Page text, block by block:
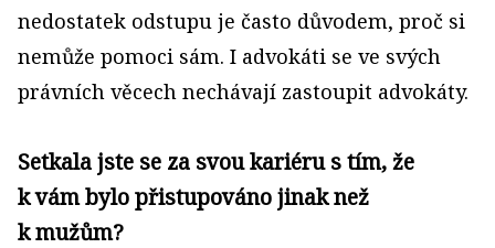
nedostatek odstupu je často důvodem, proč si
nemůže pomoci sám. I advokáti se ve svých
právních věcech nechávají zastoupit advokáty.
Setkala jste se za svou kariéru s tím, že
k vám bylo přistupováno jinak než
k mužům?